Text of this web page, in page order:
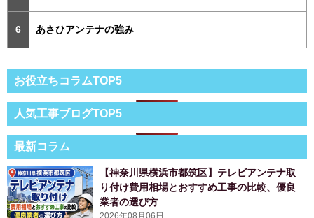
あさひアンテナの強み
お役立ちコラムTOP5
人気工事ブログTOP5
最新コラム
【神奈川県横浜市都筑区】テレビアンテナ取
り付け費用相場とおすすめ工事の比較、優良
業者の選び方
2026年08月06日